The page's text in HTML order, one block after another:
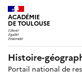
ACADÉMIE
DE TOULOUSE
Histoire-
Portail national de